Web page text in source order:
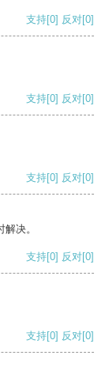
支持[0] 反对[0]
支持[0] 反对[0]
支持[0] 反对[0]
决。
支持[0] 反对[0]
支持[0] 反对[0]